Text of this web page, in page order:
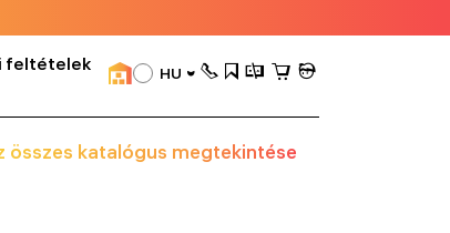
feltételek
HU
összes katalógus megtekintése